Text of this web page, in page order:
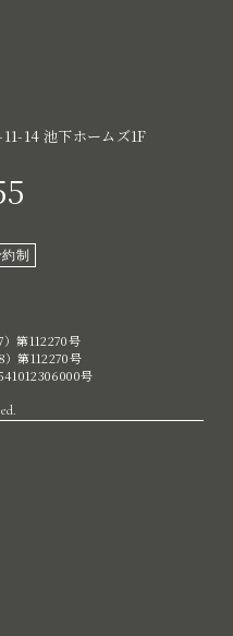
14 池下ホームズ1F
制
第112270号
第112270号
号